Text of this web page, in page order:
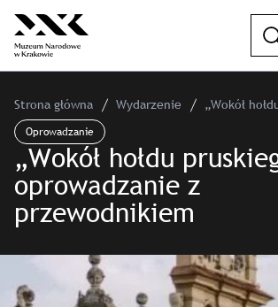
Strona główna Wydarzenie
„Wokół
Oprowadzanie
„Wokół hołdu
oprowadzanie z
przewodnikiem